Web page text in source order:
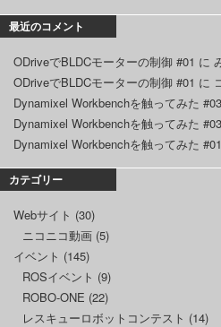
最近のコメント
ODriveでBLDCモーターの制御 #01 に
ODriveでBLDCモーターの制御 #01 に
Dynamixel Workbenchを触ってみた #03
Dynamixel Workbenchを触ってみた #03
Dynamixel Workbenchを触ってみた #01
カテゴリー
Webサイト (30)
ニコニコ動画 (5)
イベント (145)
ROSイベント (9)
ROBO-ONE (22)
レスキューロボットコンテスト (14)